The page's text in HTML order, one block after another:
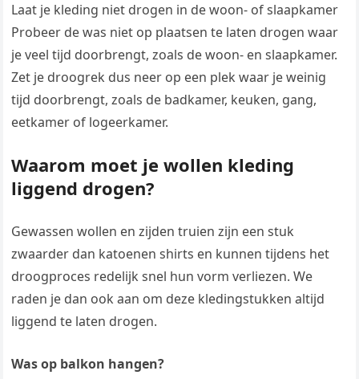
Laat je kleding niet drogen in de woon- of slaapkamer
Probeer de was niet op plaatsen te laten drogen waar
je veel tijd doorbrengt, zoals de woon- en slaapkamer.
Zet je droogrek dus neer op een plek waar je weinig
tijd doorbrengt, zoals de badkamer, keuken, gang,
eetkamer of logeerkamer.
Waarom moet je wollen kleding
liggend drogen?
Gewassen wollen en zijden truien zijn een stuk
zwaarder dan katoenen shirts en kunnen tijdens het
droogproces redelijk snel hun vorm verliezen. We
raden je dan ook aan om deze kledingstukken altijd
liggend te laten drogen.
Was op balkon hangen?